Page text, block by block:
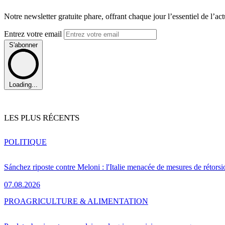
Notre newsletter gratuite phare, offrant chaque jour l’essentiel de
Entrez votre email
S'abonner
Loading...
LES PLUS RÉCENTS
Sánchez riposte contre Meloni : l'Italie menacée de mesures de
07.08.2026
POLITIQUE
PROAGRICULTURE & ALIMENTATION